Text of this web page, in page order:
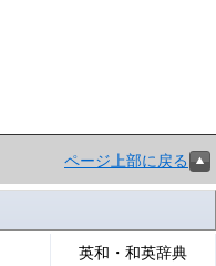
ページ上部に戻る
英和・和英辞典